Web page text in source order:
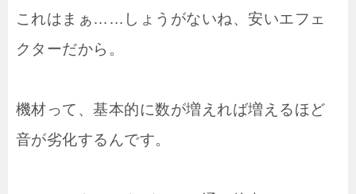
これはまぁ……しょうがないね、安いエフェ
クターだから。
機材って、基本的に数が増えれば増えるほど
音が劣化するんです。